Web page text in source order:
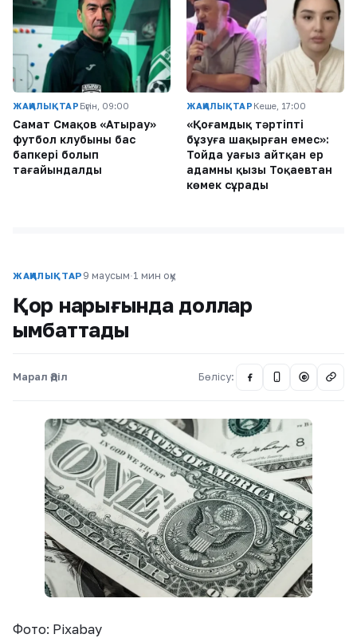
ЖАҢАЛЫҚТАР Бүгін, 09:00
Самат Смақов «Атырау»
футбол клубының бас
бапкері болып
тағайындалды
ЖАҢАЛЫҚТАР Кеше, 17:00
«Қоғамдық тәртіпті
бұзуға шақырған емес»:
Тойда уағыз айтқан ер
адамның қызы Тоқаевтан
көмек сұрады
ЖАҢАЛЫҚТАР 9 маусым·1 мин оқу
Қор нарығында доллар
қымбаттады
Марал Әділ Бөлісу: @
Фото: Pixabay